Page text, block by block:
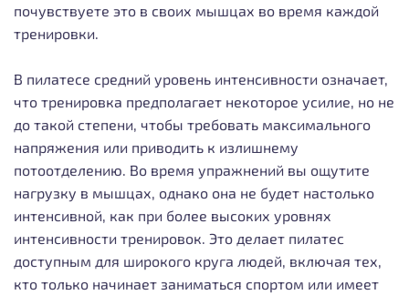
почувствуете это в своих мышцах во время каждой
тренировки.
В пилатесе средний уровень интенсивности означает,
что тренировка предполагает некоторое усилие, но не
до такой степени, чтобы требовать максимального
напряжения или приводить к излишнему
потоотделению. Во время упражнений вы ощутите
нагрузку в мышцах, однако она не будет настолько
интенсивной, как при более высоких уровнях
интенсивности тренировок. Это делает пилатес
доступным для широкого круга людей, включая тех,
кто только начинает заниматься спортом или имеет